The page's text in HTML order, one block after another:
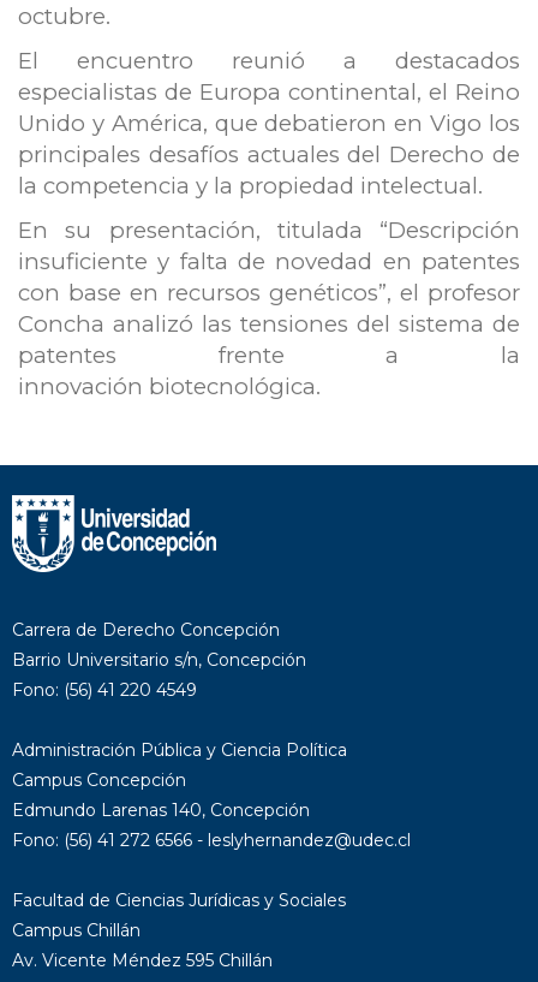
octubre.
El encuentro reunió a destacados
especialistas de Europa continental, el Reino
Unido y América, que debatieron en Vigo los
principales desafíos actuales del Derecho de
la competencia y la propiedad intelectual.
En su presentación, titulada “Descripción
insuficiente y falta de novedad en patentes
con base en recursos genéticos”, el profesor
Concha analizó las tensiones del sistema de
patentes frente a la
innovación biotecnológica.
Carrera de Derecho Concepción
Barrio Universitario s/n, Concepción
Fono: (56) 41 220 4549
Administración Pública y Ciencia Política
Campus Concepción
Edmundo Larenas 140, Concepción
Fono: (56) 41 272 6566 - leslyhernandez@udec.cl
Facultad de Ciencias Jurídicas y Sociales
Campus Chillán
Av. Vicente Méndez 595 Chillán